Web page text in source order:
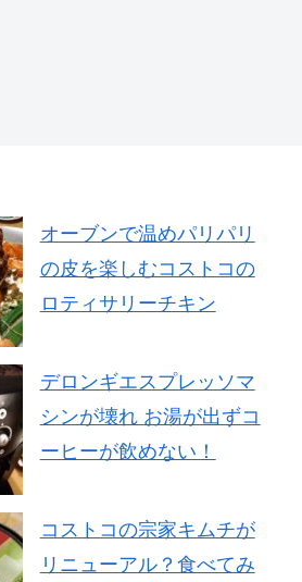
オーブンで温めパリパリ
の皮を楽しむコストコの
ロティサリーチキン
デロンギエスプレッソマ
シンが壊れ お湯が出ずコ
ーヒーが飲めない！
コストコの宗家キムチが
リニューアル？食べてみ